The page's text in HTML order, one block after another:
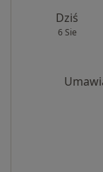
Dziś
6 Sie